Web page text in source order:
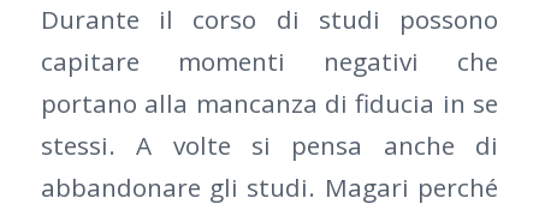
Durante il corso di studi possono
capitare momenti negativi che
portano alla mancanza di fiducia in se
stessi. A volte si pensa anche di
abbandonare gli studi. Magari perché